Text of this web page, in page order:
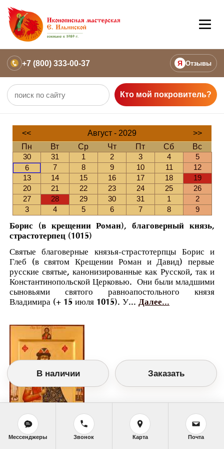
+7 (800) 333-00-37 Я Отзывы
Кто мой покровитель?
<< Август - 2029
>>
Пн
Вт Ср Чт Пт Сб
Вс
30
31 1 2 3 4
5
6
7 8 9 10 11
12
13
14 15 16 17 18
19
20
21 22 23 24 25
26
27
28 29 30 31 1
2
3
4 5 6 7 8 9
Борис (в крещении Роман), благоверный князь,
страстотерпец (1015)
Святые благоверные князья-страстотерпцы Борис и
Глеб (в святом Крещении Роман и Давид) первые
русские святые, канонизированные как Русской, так и
Константинопольской Церковью. Они были младшими
сыновьями святого равноапостольного князя
Владимира (+ 15 июля 1015). У... Далее...
В наличии Заказать
Мессенджеры Звонок Карта Почта